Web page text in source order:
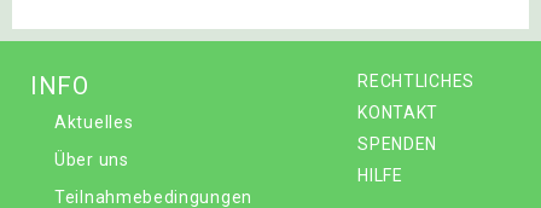
RECHTLICHES
KONTAKT
SPENDEN
HILFE
INFO
Aktuelles
Über uns
Teilnahmebedingungen